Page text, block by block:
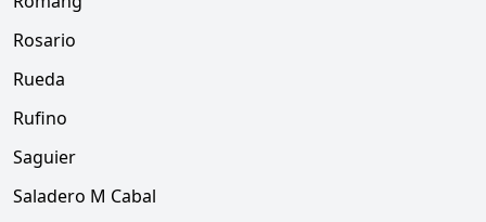
Rosario
Rueda
Rufino
Saguier
Saladero M Cabal